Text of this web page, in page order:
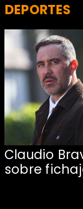
Claudio
sobre
DEPORTES